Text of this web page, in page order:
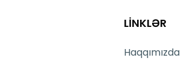
izləmə funksiyaları ilə sizə sağlamlıq
daha yaxşı idarə edə bilərsiniz.
LİNKLƏR
Haqqımızda